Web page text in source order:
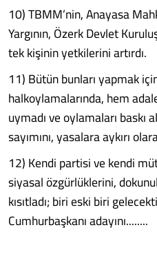
10) TBMM’nin, Anayasa
Yargının, Özerk Devlet
tek kişinin yetkilerini artırdı.
11) Bütün bunları yapmak
halkoylamalarında, hem
uymadı ve oylamaları baskı
sayımını, yasalara aykırı
12) Kendi partisi ve kendi
siyasal özgürlüklerini,
kısıtladı; biri eski biri
Cumhurbaşkanı adayını........